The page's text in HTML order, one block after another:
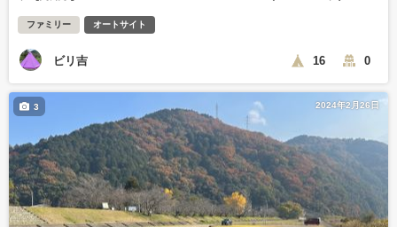
ファミリー オートサイト
ビリ吉 16 0
2024年2月26日
3